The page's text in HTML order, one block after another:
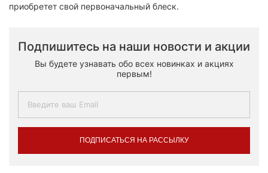
приобретет свой первоначальный блеск.
Подпишитесь на наши новости и акции
Вы будете узнавать обо всех новинках и акциях
первым!
ПОДПИСАТЬСЯ НА РАССЫЛКУ